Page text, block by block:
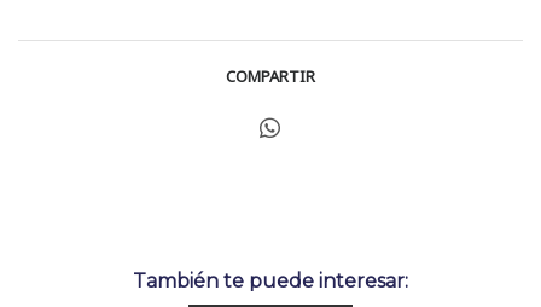
COMPARTIR
También te puede interesar: